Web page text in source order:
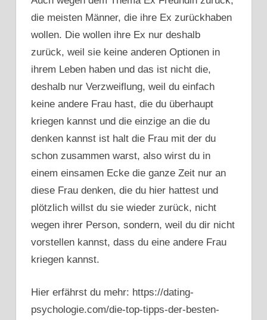
die meisten Männer, die ihre Ex zurückhaben
wollen. Die wollen ihre Ex nur deshalb
zurück, weil sie keine anderen Optionen in
ihrem Leben haben und das ist nicht die,
deshalb nur Verzweiflung, weil du einfach
keine andere Frau hast, die du überhaupt
kriegen kannst und die einzige an die du
denken kannst ist halt die Frau mit der du
schon zusammen warst, also wirst du in
einem einsamen Ecke die ganze Zeit nur an
diese Frau denken, die du hier hattest und
plötzlich willst du sie wieder zurück, nicht
wegen ihrer Person, sondern, weil du dir nicht
vorstellen kannst, dass du eine andere Frau
kriegen kannst.
Hier erfährst du mehr: https://dating-
psychologie.com/die-top-tipps-der-besten-